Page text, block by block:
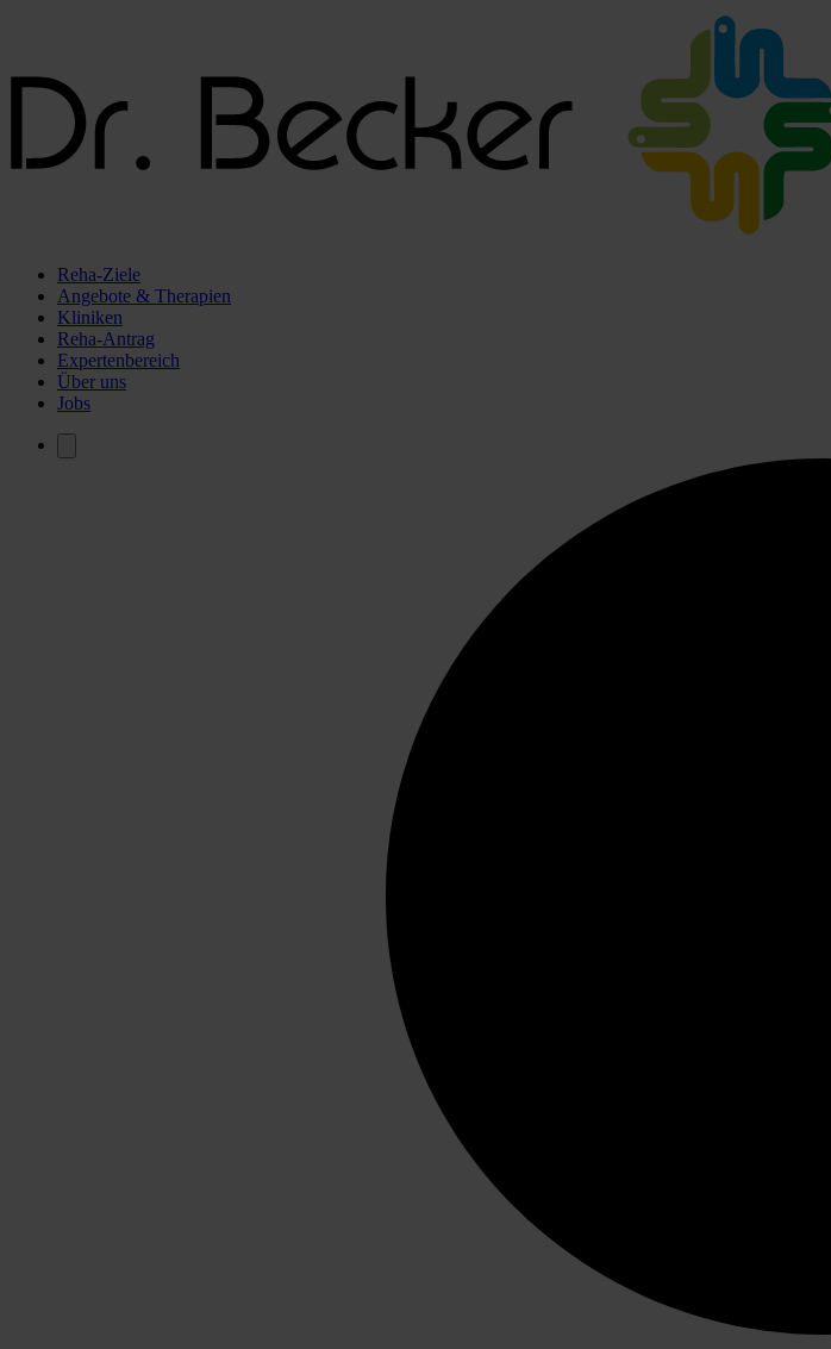
Reha-Ziele
Angebote & Therapien
Kliniken
Reha-Antrag
Expertenbereich
Über uns
Jobs